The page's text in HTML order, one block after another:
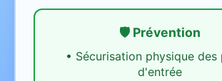
🛡️ Prévention
• Sécurisation physique des
d'entrée